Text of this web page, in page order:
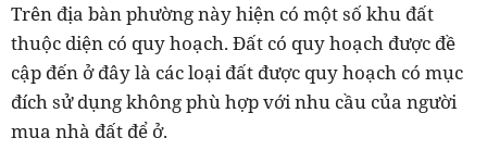
Trên địa bàn phường này hiện có một số khu đất
thuộc diện có quy hoạch. Đất có quy hoạch được đề
cập đến ở đây là các loại đất được quy hoạch có mục
đích sử dụng không phù hợp với nhu cầu của người
mua nhà đất để ở.